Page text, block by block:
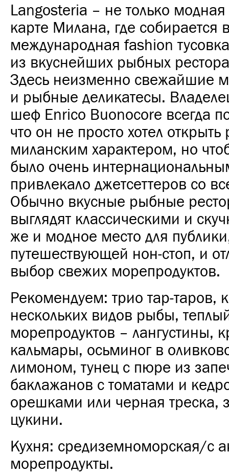
Langosteria – не только модная
карте Милана, где собирается
международная fashion
из вкуснейших рыбных
Здесь неизменно свежайшие
и рыбные деликатесы.
шеф Enrico Buonocore всегда
что он не просто хотел открыть
миланским характером, но
было очень
привлекало джетсеттеров со
Обычно вкусные рыбные
выглядят классическими и
же и модное место для
путешествующей нон-стоп, и
выбор свежих морепродуктов.
Рекомендуем: трио тар-таров,
нескольких видов рыбы,
морепродуктов – лангустины,
кальмары, осьминог в
лимоном, тунец с пюре из
баклажанов с томатами и
орешками или черная треска,
цукини.
Кухня: средиземноморская/с
морепродукты.